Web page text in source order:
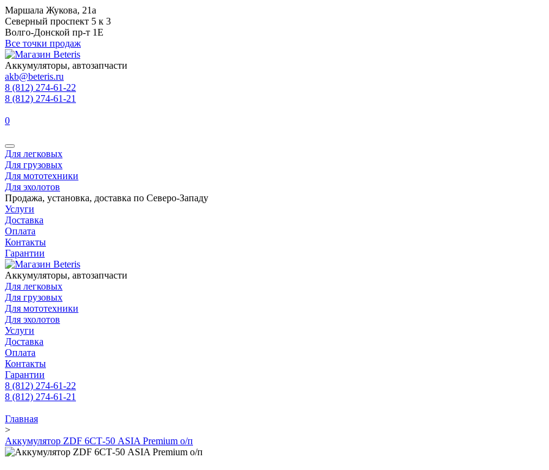
Маршала Жукова, 21а
Северный проспект 5 к 3
Волго-Донской пр-т 1Е
Все точки продаж
Аккумуляторы, автозапчасти
akb@beteris.ru
8 (812) 274-61-22
8 (812) 274-61-21
0
Для легковых
Для грузовых
Для мототехники
Для эхолотов
Продажа, установка, доставка по Северо-Западу
Услуги
Доставка
Оплата
Контакты
Гарантии
Аккумуляторы, автозапчасти
Для легковых
Для грузовых
Для мототехники
Для эхолотов
Услуги
Доставка
Оплата
Контакты
Гарантии
8 (812) 274-61-22
8 (812) 274-61-21
Главная
>
Аккумулятор ZDF 6СТ-50 ASIA Premium о/п